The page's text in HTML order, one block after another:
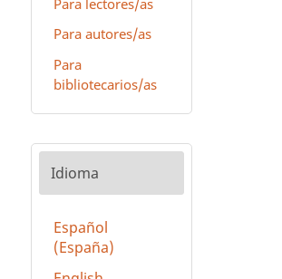
Para autores/as
Para
bibliotecarios/as
Idioma
Español
(España)